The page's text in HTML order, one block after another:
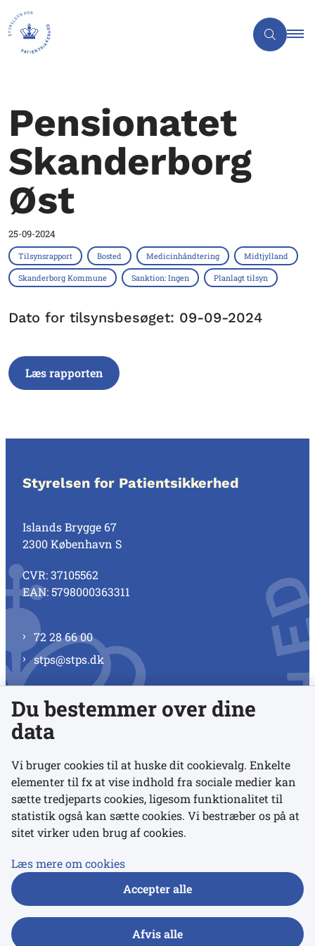
Pensionatet
Skanderborg
Øst
25-09-2024
Tilsynsrapport Bosted Medicinhåndtering Midtjylland
Skanderborg Kommune Sanktion: Ingen Planlagt tilsyn
Dato for tilsynsbesøget: 09-09-2024
Læs rapporten
Styrelsen for Patientsikkerhed
Islands Brygge 67
2300 København S
CVR: 37105562
EAN: 5798000363311
72 28 66 00
stps@stps.dk
Se alle kontaktnumre
Links
Udgivelser
Du bestemmer over dine
data
Vi bruger cookies til at huske dit cookievalg. Enkelte
elementer til fx at vise indhold fra sociale medier kan
sætte tredjeparts cookies, ligesom funktionalitet til
statistik også kan sætte cookies. Vi bestræber os på at
sitet virker uden brug af cookies.
Læs mere om cookies
Accepter alle
Afvis alle